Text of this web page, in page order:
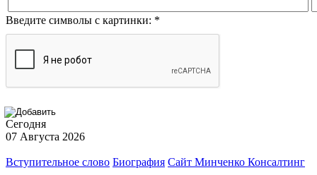
Введите символы с картинки: *
Сегодня
07 Августа 2026
Вступительное слово Биография Сайт Минченко Консалтинг